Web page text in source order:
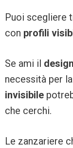
Puoi scegliere
con profili
Se ami il
necessità per la
invisibile
che cerchi.
Le zanzariere